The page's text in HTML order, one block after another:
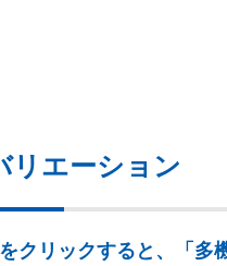
リエーション
クリックすると、「